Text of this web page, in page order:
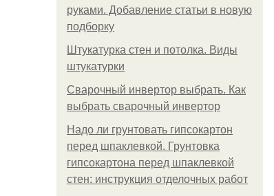
руками. Добавление статьи в новую
подборку
Штукатурка стен и потолка. Виды
штукатурки
Сварочный инвертор выбрать. Как
выбрать сварочный инвертор
Надо ли грунтовать гипсокартон
перед шпаклевкой. Грунтовка
гипсокартона перед шпаклевкой
стен: инструкция отделочных работ